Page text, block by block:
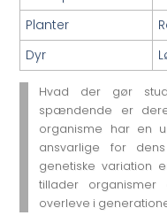
Planter
Dyr
Hvad der gør
spændende er
organisme har en
ansvarlige for
genetiske variation
tillader
overleve i